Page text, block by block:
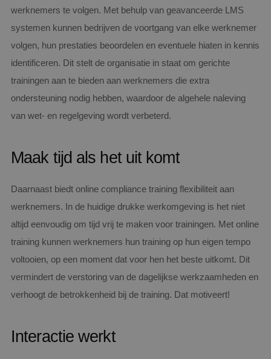
werknemers te volgen. Met behulp van geavanceerde LMS
systemen kunnen bedrijven de voortgang van elke werknemer
volgen, hun prestaties beoordelen en eventuele hiaten in kennis
identificeren. Dit stelt de organisatie in staat om gerichte
trainingen aan te bieden aan werknemers die extra
ondersteuning nodig hebben, waardoor de algehele naleving
van wet- en regelgeving wordt verbeterd.
Maak tijd als het uit komt
Daarnaast biedt online compliance training flexibiliteit aan
werknemers. In de huidige drukke werkomgeving is het niet
altijd eenvoudig om tijd vrij te maken voor trainingen. Met online
training kunnen werknemers hun training op hun eigen tempo
voltooien, op een moment dat voor hen het beste uitkomt. Dit
vermindert de verstoring van de dagelijkse werkzaamheden en
verhoogt de betrokkenheid bij de training. Dat motiveert!
Interactie werkt